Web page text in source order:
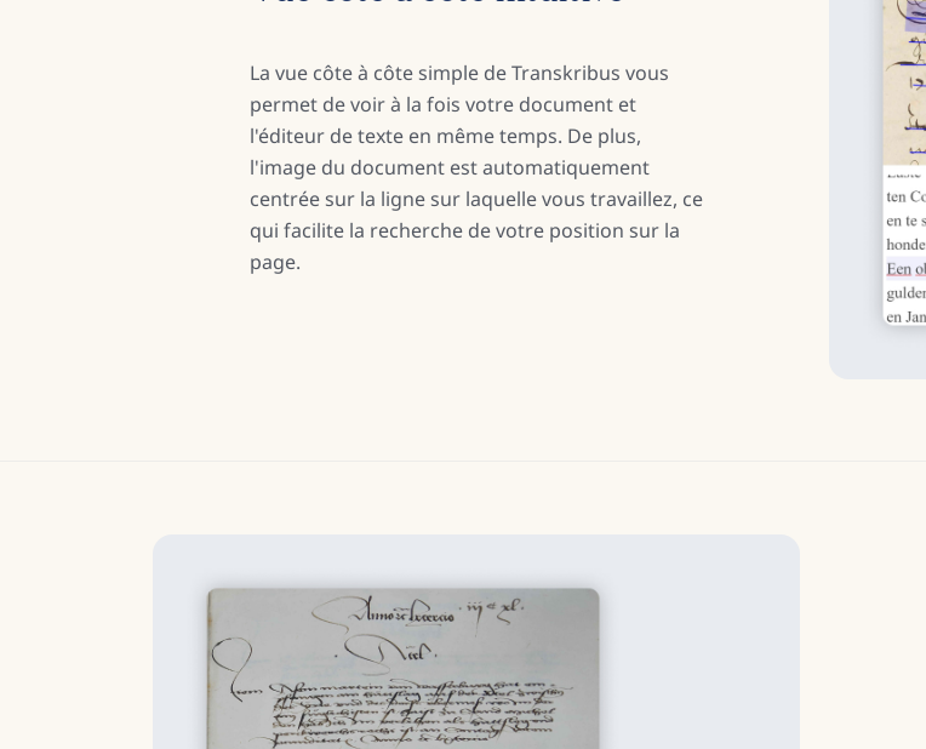
La vue côte à côte simple de Transkribus vous
permet de voir à la fois votre document et
l'éditeur de texte en même temps. De plus,
l'image du document est automatiquement
centrée sur la ligne sur laquelle vous travaillez, ce
qui facilite la recherche de votre position sur la
page.